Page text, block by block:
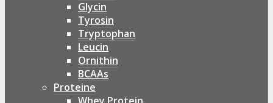
Glycin
Tyrosin
Tryptophan
Leucin
Ornithin
BCAAs
Proteine